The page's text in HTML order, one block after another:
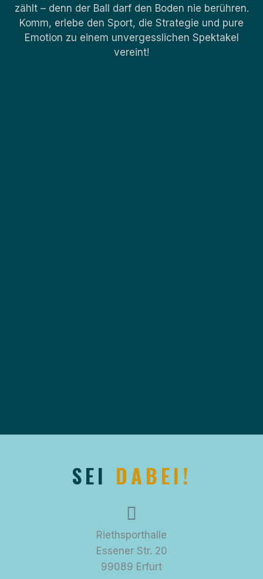
zählt – denn der Ball darf den Boden nie berühren.
Komm, erlebe den Sport, die Strategie und pure
Emotion zu einem unvergesslichen Spektakel
vereint!
SEI DABEI!
Riethsporthalle
Essener Str. 20
99089 Erfurt